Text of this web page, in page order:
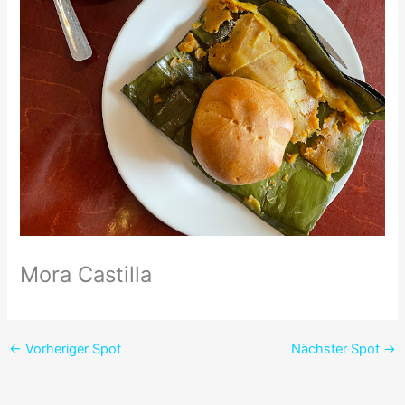
Mora Castilla
← Vorheriger Spot Nächster Spot →